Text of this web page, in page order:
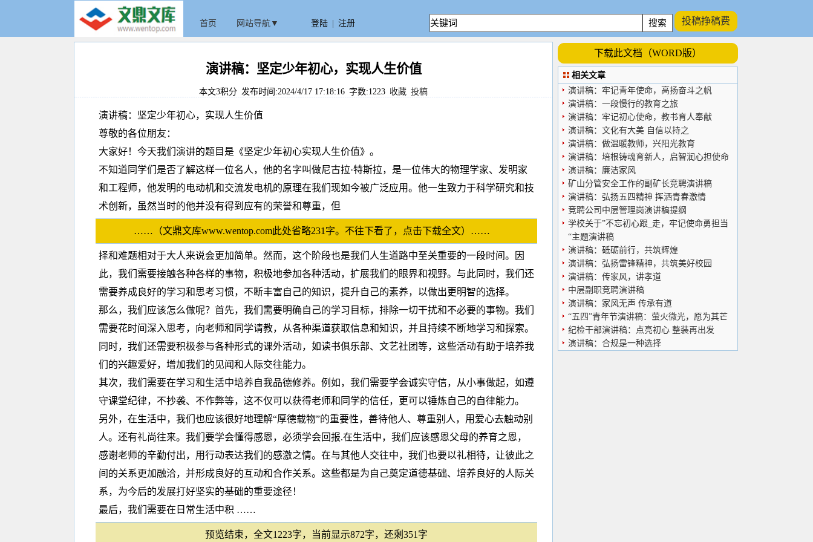
首页 网站导航▼ 登陆 注册 投稿挣稿费
演讲稿：坚定少年初心，实现人生价值
本文3积分 发布时间:2024/4/17 17:18:16 字数:1223 收藏 投稿
演讲稿：坚定少年初心，实现人生价值
尊敬的各位朋友：
大家好！今天我们演讲的题目是《坚定少年初心实现人生价值》。
不知道同学们是否了解这样一位名人，他的名字叫做尼古拉·特斯拉，是一位伟大的物理学家、发明家
和工程师，他发明的电动机和交流发电机的原理在我们现如今被广泛应用。他一生致力于科学研究和技
术创新，虽然当时的他并没有得到应有的荣誉和尊重，但
……（文鼎文库www.wentop.com此处省略231字。不往下看了，点击下载全文）……
择和难题相对于大人来说会更加简单。然而，这个阶段也是我们人生道路中至关重要的一段时间。因
此，我们需要接触各种各样的事物，积极地参加各种活动，扩展我们的眼界和视野。与此同时，我们还
需要养成良好的学习和思考习惯，不断丰富自己的知识，提升自己的素养，以做出更明智的选择。
那么，我们应该怎么做呢？首先，我们需要明确自己的学习目标，排除一切干扰和不必要的事物。我们
需要花时间深入思考，向老师和同学请教，从各种渠道获取信息和知识，并且持续不断地学习和探索。
同时，我们还需要积极参与各种形式的课外活动，如读书俱乐部、文艺社团等，这些活动有助于培养我
们的兴趣爱好，增加我们的见闻和人际交往能力。
其次，我们需要在学习和生活中培养自我品德修养。例如，我们需要学会诚实守信，从小事做起，如遵
守课堂纪律，不抄袭、不作弊等，这不仅可以获得老师和同学的信任，更可以锤炼自己的自律能力。
另外，在生活中，我们也应该很好地理解“厚德载物”的重要性，善待他人、尊重别人，用爱心去触动别
人。还有礼尚往来。我们要学会懂得感恩，必须学会回报.在生活中，我们应该感恩父母的养育之恩，
感谢老师的辛勤付出，用行动表达我们的感激之情。在与其他人交往中，我们也要以礼相待，让彼此之
间的关系更加融洽，并形成良好的互动和合作关系。这些都是为自己奠定道德基础、培养良好的人际关
系，为今后的发展打好坚实的基础的重要途径！
最后，我们需要在日常生活中积 ……
预览结束，全文1223字，当前显示872字，还剩351字
下载此文档（WORD版）
相关文章
演讲稿：牢记青年使命，高扬奋斗之帆
演讲稿：一段慢行的教育之旅
演讲稿：牢记初心使命，教书育人奉献
演讲稿：文化有大美 自信以持之
演讲稿：做温暖教师，兴阳光教育
演讲稿：培根铸魂育新人，启智润心担使命
演讲稿：廉洁家风
矿山分管安全工作的副矿长竞聘演讲稿
演讲稿：弘扬五四精神 挥洒青春激情
竞聘公司中层管理岗演讲稿提纲
学校关于”不忘初心跟_走，牢记使命勇担当
“主题演讲稿
演讲稿：砥砺前行，共筑辉煌
演讲稿：弘扬雷锋精神，共筑美好校园
演讲稿：传家风，讲孝道
中层副职竞聘演讲稿
演讲稿：家风无声 传承有道
“五四”青年节演讲稿：萤火微光，愿为其芒
纪检干部演讲稿：点亮初心 整装再出发
演讲稿：合规是一种选择